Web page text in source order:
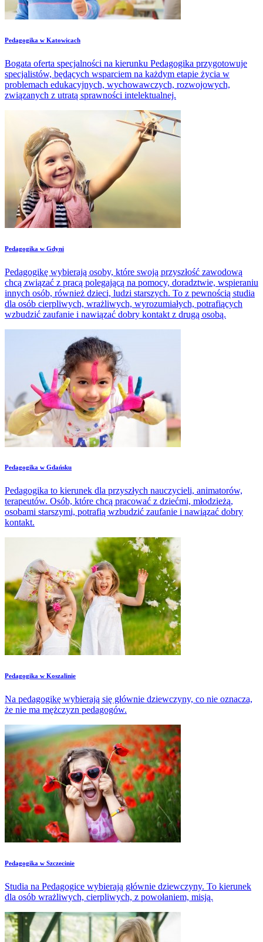
Pedagogika w Katowicach
Bogata oferta specjalności na kierunku Pedagogika przygotowuje
specjalistów, będących wsparciem na każdym etapie życia w
problemach edukacyjnych, wychowawczych, rozwojowych,
związanych z utratą sprawności intelektualnej.
​Pedagogika w Gdyni
Pedagogikę wybierają osoby, które swoją przyszłość zawodową
chcą związać z pracą polegającą na pomocy, doradztwie, wspieraniu
innych osób, również dzieci, ludzi starszych. To z pewnością studia
dla osób cierpliwych, wrażliwych, wyrozumiałych, potrafiących
wzbudzić zaufanie i nawiązać dobry kontakt z drugą osobą.
​Pedagogika w Gdańsku
Pedagogika to kierunek dla przyszłych nauczycieli, animatorów,
terapeutów. Osób, które chcą pracować z dziećmi, młodzieżą,
osobami starszymi, potrafią wzbudzić zaufanie i nawiązać dobry
kontakt.
​Pedagogika w Koszalinie
Na pedagogikę wybierają się głównie dziewczyny, co nie oznacza,
że nie ma mężczyzn pedagogów.
​Pedagogika w Szczecinie
Studia na Pedagogice wybierają głównie dziewczyny. To kierunek
dla osób wrażliwych, cierpliwych, z powołaniem, misją.